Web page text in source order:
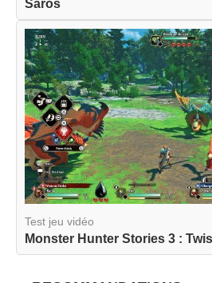
Saros
Test jeu vidéo
Monster Hunter Stories 3 :